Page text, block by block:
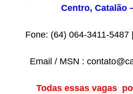
Centro, Catalão
Fone: (64) 064-3411-5487
Email / MSN :
Todas essas vagas